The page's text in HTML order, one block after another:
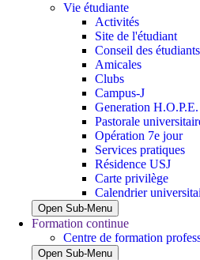
Vie étudiante
Activités
Site de l'étudiant
Conseil des étudiants
Amicales
Clubs
Campus-J
Generation H.O.P.E.
Pastorale
Opération 7e jour
Services pratiques
Résidence USJ
Carte privilège
Calendrier
Open Sub-Menu
Formation continue
Centre de formation
Open Sub-Menu